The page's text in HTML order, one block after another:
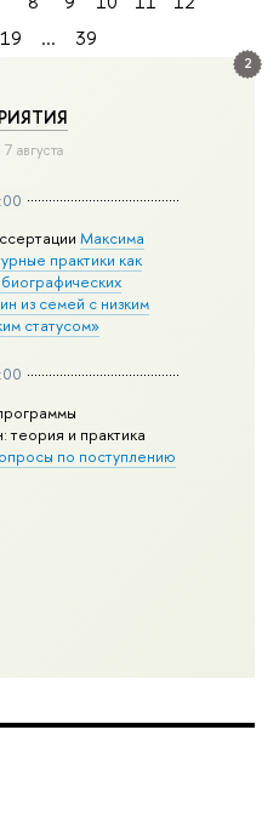
2
августа
Максима
практики как
из семей с низким
статусом»
теория и практика
по поступлению
19 ... 39